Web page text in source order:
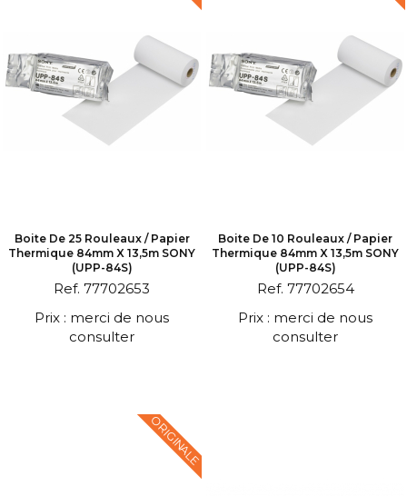
Boite De 25 Rouleaux / Papier
Thermique 84mm X 13,5m SONY
(UPP-84S)
Ref. 77702653
Prix : merci de nous
consulter
Boite De 10 Rouleaux / Papier
Thermique 84mm X 13,5m SONY
(UPP-84S)
Ref. 77702654
Prix : merci de nous
consulter
ORIGINALE